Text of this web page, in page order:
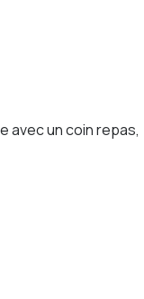
avec un coin repas,